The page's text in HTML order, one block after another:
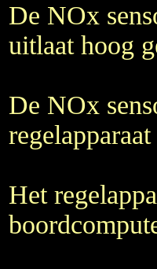
De NOx
uitlaat hoog
De NOx
Het